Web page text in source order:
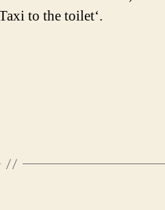
to the toilet‘.